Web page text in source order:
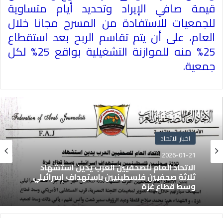
قيمة صافي الإيراد وتحديد أيام متساوية
للجمعيات للاستفادة من المسرح مجانا خلال
العام، على أن يتم تقاسم الربح بعد استقطاع
25% منه للموازنة التشغيلية بواقع 25% لكل
جمعية.
اخبار الاتحاد
2026-01-21
الاتحاد العام للصحفيين العرب يدين استشهاد
ثلاثة صحفيين فلسطينيين باستهداف إسرائيلي
وسط قطاع غزة